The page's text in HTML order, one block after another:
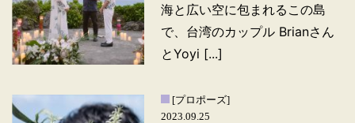
海と広い空に包まれるこの島
で、台湾のカップル Brianさん
とYoyi [...]
[プロポーズ]
2023.09.25